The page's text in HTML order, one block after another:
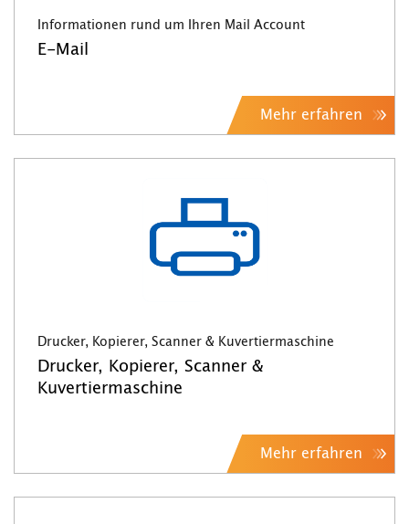
Informationen rund um Ihren Mail Account
E-Mail
Mehr erfahren
Drucker, Kopierer, Scanner & Kuvertiermaschine
Drucker, Kopierer, Scanner &
Kuvertiermaschine
Mehr erfahren